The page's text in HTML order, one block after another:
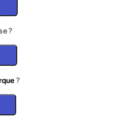
?
?